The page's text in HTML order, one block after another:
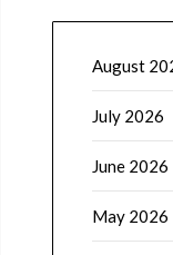
August
July 2026
June 2026
May 2026